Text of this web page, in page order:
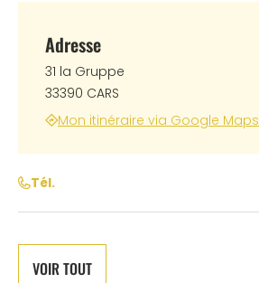
VOIR TOUT
Adresse
31 la Gruppe
33390 CARS
Mon itinéraire via Google Maps
Tél.